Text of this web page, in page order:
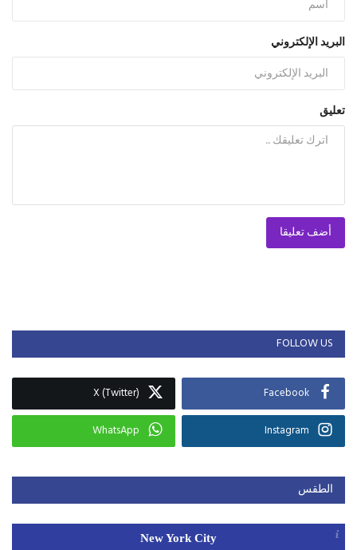
البريد الإلكتروني
تعليق
أضف تعليقا
FOLLOW US
Facebook
X (Twitter)
Instagram
WhatsApp
الطقس
New York City